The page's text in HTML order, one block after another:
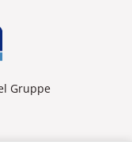
Gruppe